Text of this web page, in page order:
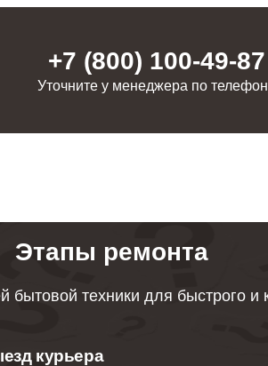
+7 (800) 100-49-87
Уточните у менеджера по
Этапы ремонта
техники для быстрого и
курьера